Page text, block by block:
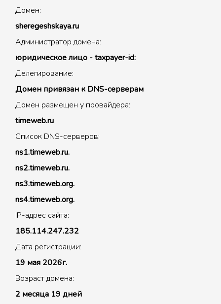
Домен:
sheregeshskaya.ru
Администратор домена:
юридическое лицо - taxpayer-id:
Делегирование:
Домен привязан к DNS-серверам
Домен размещен у провайдера:
timeweb.ru
Список DNS-серверов:
ns1.timeweb.ru.
ns2.timeweb.ru.
ns3.timeweb.org.
ns4.timeweb.org.
IP-адрес сайта:
185.114.247.232
Дата регистрации:
19 мая 2026г.
Возраст домена:
2 месяца 19 дней